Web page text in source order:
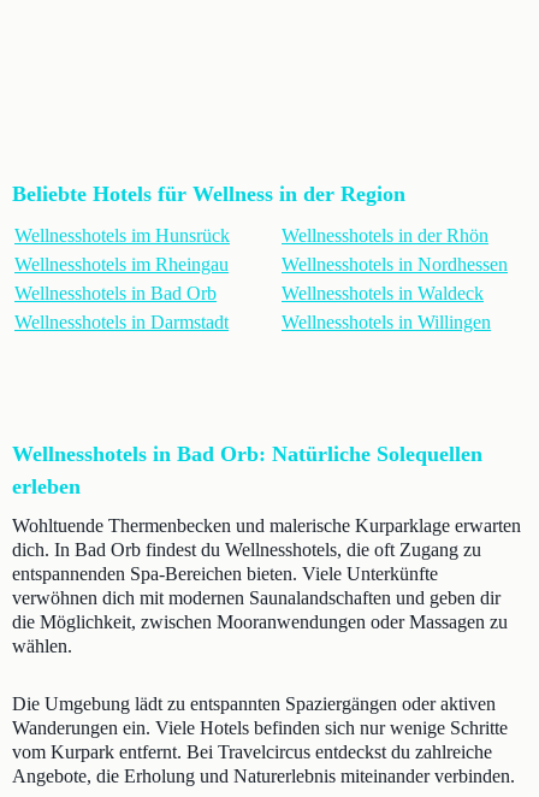
Beliebte Hotels für Wellness in der Region
Wellnesshotels im Hunsrück
Wellnesshotels im Rheingau
Wellnesshotels in Bad Orb
Wellnesshotels in Darmstadt
Wellnesshotels in der Rhön
Wellnesshotels in Nordhessen
Wellnesshotels in Waldeck
Wellnesshotels in Willingen
Wellnesshotels in Bad Orb: Natürliche Solequellen
erleben
Wohltuende Thermenbecken und malerische Kurparklage erwarten
dich. In Bad Orb findest du Wellnesshotels, die oft Zugang zu
entspannenden Spa-Bereichen bieten. Viele Unterkünfte
verwöhnen dich mit modernen Saunalandschaften und geben dir
die Möglichkeit, zwischen Mooranwendungen oder Massagen zu
wählen.
Die Umgebung lädt zu entspannten Spaziergängen oder aktiven
Wanderungen ein. Viele Hotels befinden sich nur wenige Schritte
vom Kurpark entfernt. Bei Travelcircus entdeckst du zahlreiche
Angebote, die Erholung und Naturerlebnis miteinander verbinden.